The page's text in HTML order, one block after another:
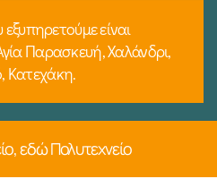
είναι
Παρασκευή, Χαλάνδρι,
Κατεχάκη.
εδώ Πολυτεχνείο